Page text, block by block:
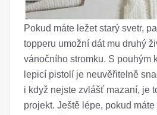
Pokud máte ležet starý svetr,
topperu umožní dát mu druhý
vánočního stromku. S pouhým
lepicí pistolí je neuvěřitelně
i když nejste zvlášť mazaní, je
projekt. Ještě lépe, pokud